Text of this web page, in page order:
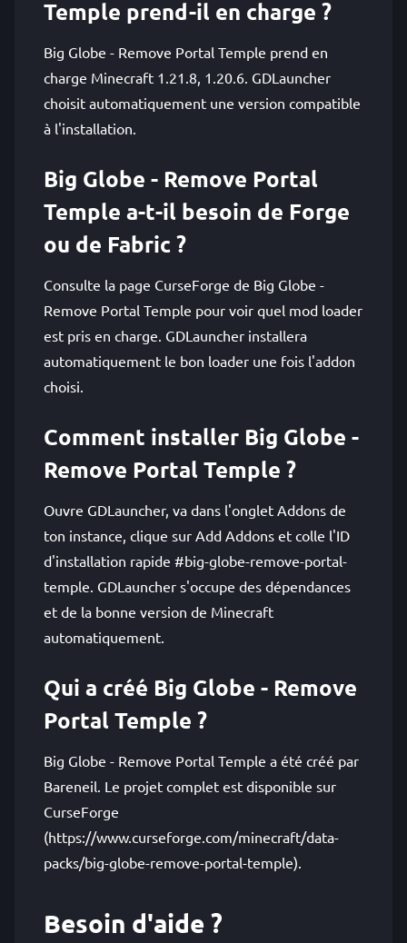
Temple prend-il en charge ?
Big Globe - Remove Portal Temple prend en
charge Minecraft 1.21.8, 1.20.6. GDLauncher
choisit automatiquement une version compatible
à l'installation.
Big Globe - Remove Portal
Temple a-t-il besoin de Forge
ou de Fabric ?
Consulte la page CurseForge de Big Globe -
Remove Portal Temple pour voir quel mod loader
est pris en charge. GDLauncher installera
automatiquement le bon loader une fois l'addon
choisi.
Comment installer Big Globe -
Remove Portal Temple ?
Ouvre GDLauncher, va dans l'onglet Addons de
ton instance, clique sur Add Addons et colle l'ID
d'installation rapide #big-globe-remove-portal-
temple. GDLauncher s'occupe des dépendances
et de la bonne version de Minecraft
automatiquement.
Qui a créé Big Globe - Remove
Portal Temple ?
Big Globe - Remove Portal Temple a été créé par
Bareneil. Le projet complet est disponible sur
CurseForge
(https://www.curseforge.com/minecraft/data-
packs/big-globe-remove-portal-temple).
Besoin d'aide ?